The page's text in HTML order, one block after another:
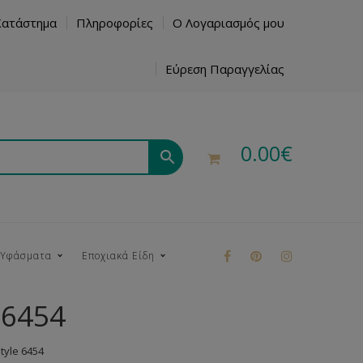
Πληροφορίες Ο Λογαριασμός μου
Εύρεση Παραγγελίας
0.00€
Εποχιακά Είδη
6454